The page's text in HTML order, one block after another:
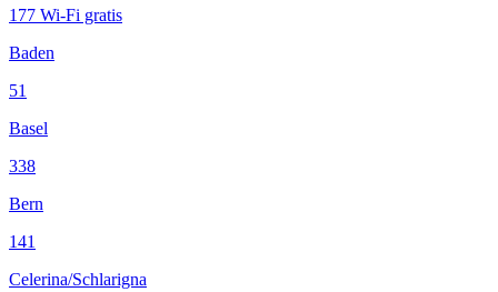
177 Wi-Fi gratis
Baden
51
Basel
338
Bern
141
Celerina/Schlarigna